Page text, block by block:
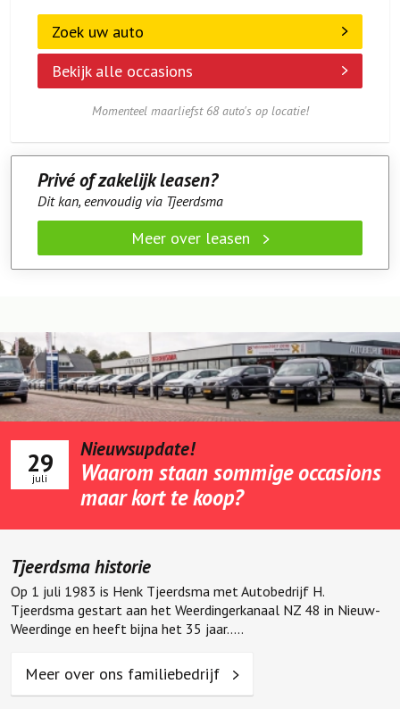
Zoek uw auto
Bekijk alle occasions
Momenteel maarliefst 68 auto's op locatie!
Privé of zakelijk leasen?
Dit kan, eenvoudig via Tjeerdsma
Meer over leasen
29
juli
Nieuwsupdate!
Waarom staan sommige occasions
maar kort te koop?
Tjeerdsma historie
Op 1 juli 1983 is Henk Tjeerdsma met Autobedrijf H.
Tjeerdsma gestart aan het Weerdingerkanaal NZ 48 in Nieuw-
Weerdinge en heeft bijna het 35 jaar.....
Meer over ons familiebedrijf